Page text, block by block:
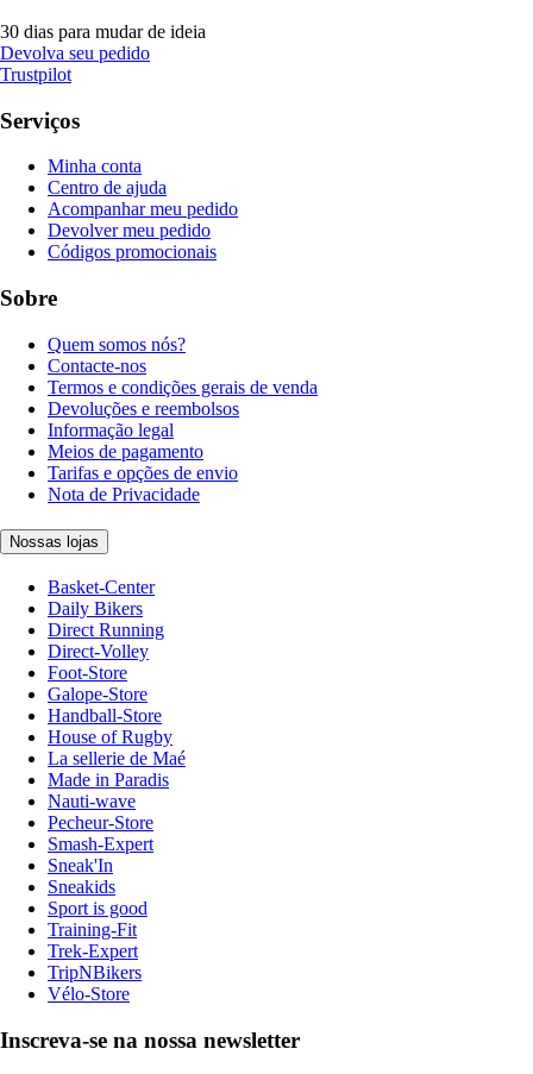
30 dias para mudar de ideia
Devolva seu pedido
Trustpilot
Serviços
Minha conta
Centro de ajuda
Acompanhar meu pedido
Devolver meu pedido
Códigos promocionais
Sobre
Quem somos nós?
Contacte-nos
Termos e condições gerais de venda
Devoluções e reembolsos
Informação legal
Meios de pagamento
Tarifas e opções de envio
Nota de Privacidade
Nossas lojas
Basket-Center
Daily Bikers
Direct Running
Direct-Volley
Foot-Store
Galope-Store
Handball-Store
House of Rugby
La sellerie de Maé
Made in Paradis
Nauti-wave
Pecheur-Store
Smash-Expert
Sneak'In
Sneakids
Sport is good
Training-Fit
Trek-Expert
TripNBikers
Vélo-Store
Inscreva-se na nossa newsletter